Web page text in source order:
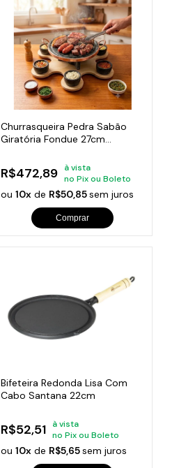
Churrasqueira Pedra Sabão
Giratória Fondue 27cm
R$472,89
à vista
no Pix ou Boleto
ou10x de R$50,85sem juros
Comprar
Bifeteira Redonda Lisa Com
Cabo Santana 22cm
R$52,51
à vista
no Pix ou Boleto
ou10x de R$5,65sem juros